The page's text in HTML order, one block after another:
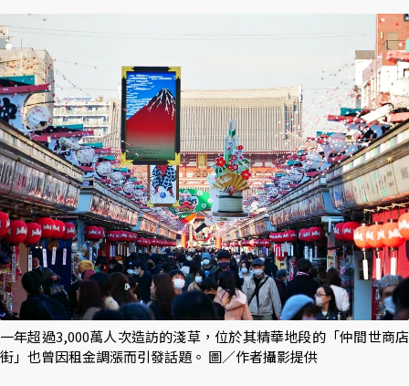
一年超過3,000萬人次造訪的淺草，位於其精華地段的「仲間世商店
街」也曾因租金調漲而引發話題。 圖／作者攝影提供